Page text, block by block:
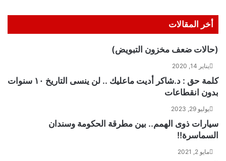
أخر المقالات
(حالات ضعف مخزون التبويض)
يناير 14, 2020
كلمة حق : د.شاكر أديت ماعليك .. لن ينسى التاريخ ١٠ سنوات
بدون انقطاعات
يوليو 29, 2023
سيارات ذوى الهمم.. بين مطرقة الحكومة وسندان
السماسرة!!
مايو 2, 2021